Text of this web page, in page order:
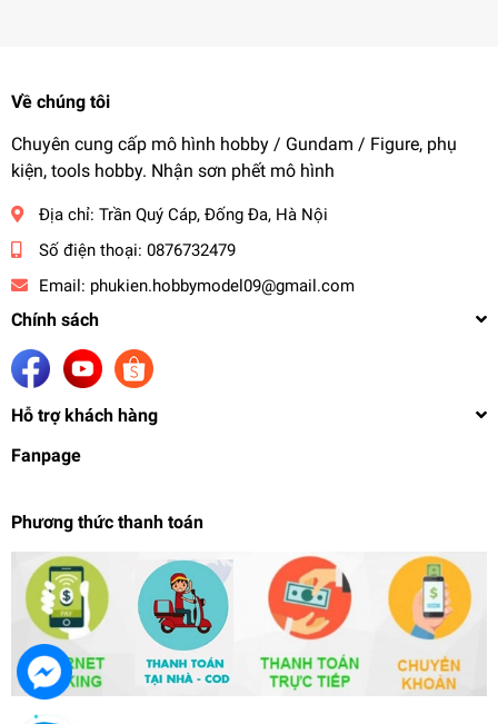
Về chúng tôi
Chuyên cung cấp mô hình hobby / Gundam / Figure, phụ
kiện, tools hobby. Nhận sơn phết mô hình
Địa chỉ: Trần Quý Cáp, Đống Đa, Hà Nội
Số điện thoại: 0876732479
Email: phukien.hobbymodel09@gmail.com
Chính sách
Hỗ trợ khách hàng
Fanpage
Phương thức thanh toán
Dụng cụ mô hình Khay đế gác để dụng cụ tool